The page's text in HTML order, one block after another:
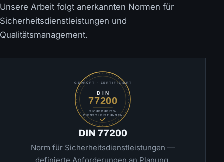
Unsere Arbeit folgt anerkannten Normen für
Sicherheitsdienstleistungen und
Qualitätsmanagement.
DIN 77200
Norm für Sicherheitsdienstleistungen —